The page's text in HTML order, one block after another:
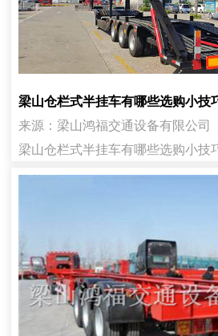
梁山仓栏式半挂车有哪些选购小技
来源：梁山鸿福交通设备有限公司
梁山仓栏式半挂车有哪些选购小技